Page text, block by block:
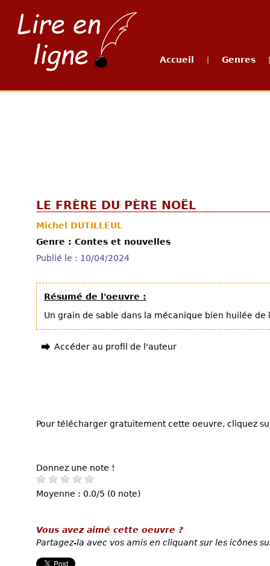
Accueil Genres
LE FRÈRE DU PÈRE NOËL
Michel DUTILLEUL
Genre : Contes et nouvelles
Publié le : 10/04/2024
Résumé de l'oeuvre :
Un grain de sable dans la mécanique bien huilée de
Accéder au profil de l'auteur
Pour télécharger gratuitement cette oeuvre, cliquez
Donnez une note !
Moyenne : 0.0/5 (0 note)
Vous avez aimé cette oeuvre ?
Partagez-la avec vos amis en cliquant sur les icônes